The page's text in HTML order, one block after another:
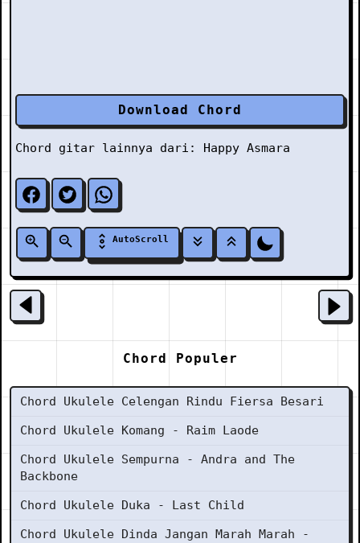
Download Chord
Chord gitar lainnya dari: Happy Asmara
AutoScroll
Chord Populer
Chord Ukulele Celengan Rindu Fiersa Besari
Chord Ukulele Komang - Raim Laode
Chord Ukulele Sempurna - Andra and The
Backbone
Chord Ukulele Duka - Last Child
Chord Ukulele Dinda Jangan Marah Marah -